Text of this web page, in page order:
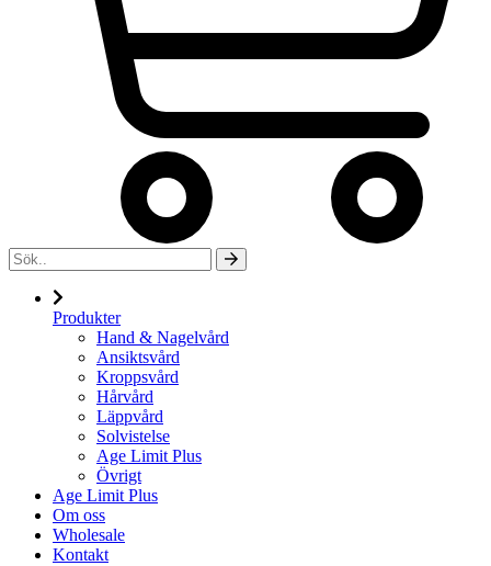
Produkter
Hand & Nagelvård
Ansiktsvård
Kroppsvård
Hårvård
Läppvård
Solvistelse
Age Limit Plus
Övrigt
Age Limit Plus
Om oss
Wholesale
Kontakt